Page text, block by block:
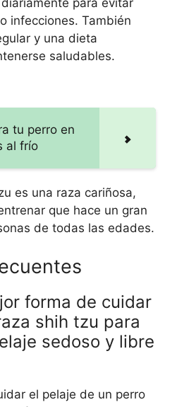
infecciones. También
y una dieta
saludables.
tu perro en
al frío
es una raza cariñosa,
que hace un gran
de todas las edades.
forma de cuidar
shih tzu para
sedoso y libre
el pelaje de un perro